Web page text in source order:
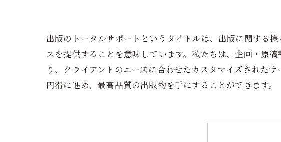
出版のトータルサポートというタイトルは、出版に関する
スを提供することを意味しています。私たちは、企画・原
り、クライアントのニーズに合わせたカスタマイズされた
円滑に進め、最高品質の出版物を手にすることができます。